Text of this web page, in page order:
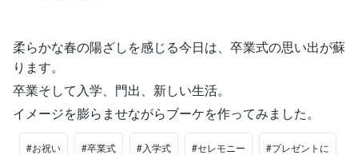
柔らかな春の陽ざしを感じる今日は、卒業式の思い出が蘇
ります。
卒業そして入学、門出、新しい生活。
イメージを膨らませながらブーケを作ってみました。
#お祝い #卒業式 #入学式 #セレモニー #プレゼントに